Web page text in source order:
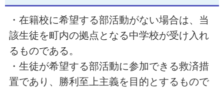
・在籍校に希望する部活動がない場合は、当
該生徒を町内の拠点となる中学校が受け入れ
るものである。
・生徒が希望する部活動に参加できる救済措
置であり、勝利至上主義を目的とするもので